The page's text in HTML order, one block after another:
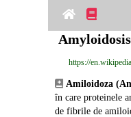
https://
Amiloidoza
în care proteinele
de fibrile de